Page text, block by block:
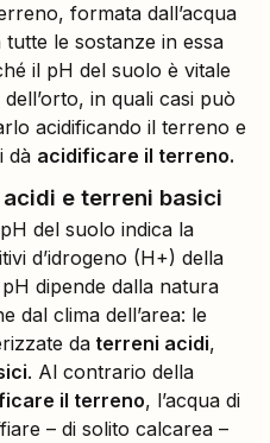
formata dall’acqua
le sostanze in essa
il pH del suolo è vitale
in quali casi può
acidificando il terreno e
dà acidificare il terreno.
e terreni basici
del suolo indica la
d’idrogeno (H+) della
dipende dalla natura
dal clima dell’area: le
da terreni acidi,
. Al contrario della
il terreno, l’acqua di
– di solito calcarea –